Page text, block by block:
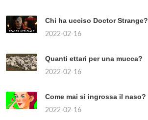
Chi ha ucciso Doctor Strange?
2022-02-16
Quanti ettari per una mucca?
2022-02-16
Come mai si ingrossa il naso?
2022-02-16